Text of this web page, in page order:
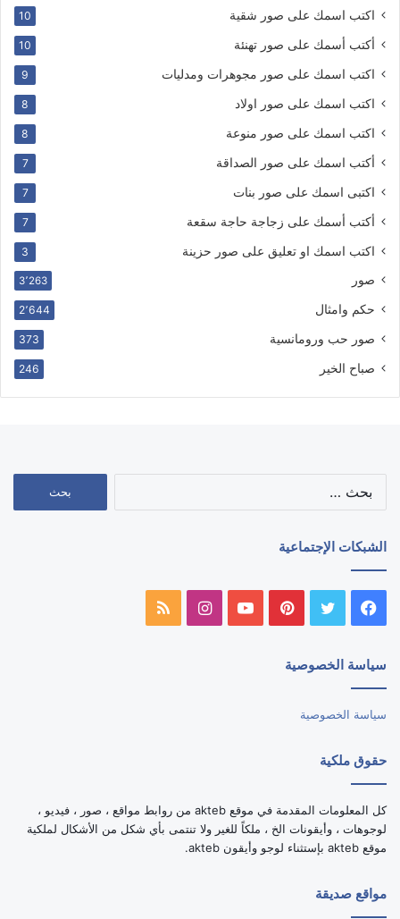
اكتب اسمك على صور شقية 10
أكتب أسمك على صور تهنئة 10
اكتب اسمك على صور مجوهرات ومدليات 9
اكتب اسمك على صور اولاد 8
اكتب اسمك على صور منوعة 8
أكتب اسمك على صور الصداقة 7
اكتبى اسمك على صور بنات 7
أكتب أسمك على زجاجة حاجة سقعة 7
اكتب اسمك او تعليق على صور حزينة 3
صور 3٬263
حكم وامثال 2٬644
صور حب ورومانسية 373
صباح الخير 246
الشبكات الإجتماعية
فيسبوك تويتر بينتيريستيوتيوبانستقرامملخص
سياسة الخصوصية
سياسة الخصوصية
حقوق ملكية
كل المعلومات المقدمة في موقع akteb من روابط مواقع ، صور ، فيديو ،
لوجوهات ، وأيقونات الخ ، ملكاً للغير ولا تنتمى بأي شكل من الأشكال لملكية
موقع akteb بإستثناء لوجو وأيقون akteb.
مواقع صديقة